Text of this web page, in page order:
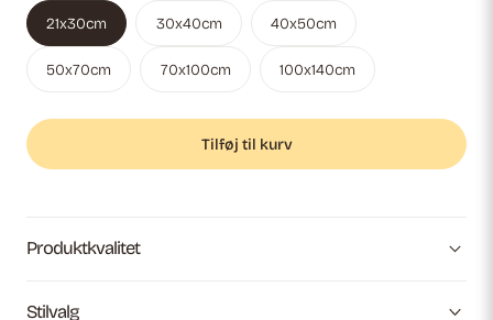
21x30cm 30x40cm 40x50cm
50x70cm 70x100cm 100x140cm
Tilføj til kurv
Produktkvalitet
Stilvalg